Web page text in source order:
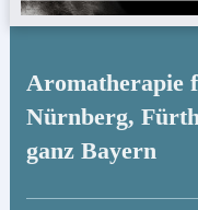
Aromatherapie
Nürnberg,
ganz Bayern